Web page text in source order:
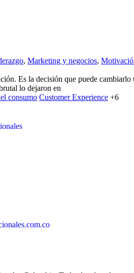
, Marketing y negocios,
Es la decisión que puede
lo dejaron en
consumo Customer Experience +6